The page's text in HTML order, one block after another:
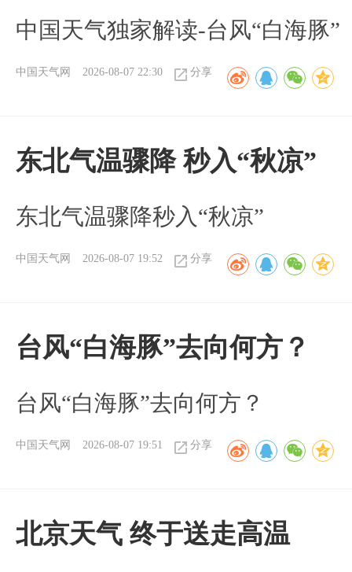
中国天气独家解读-台风“白海豚”
中国天气网 2026-08-07 22:30 分享
东北气温骤降 秒入“秋凉”
东北气温骤降秒入“秋凉”
中国天气网 2026-08-07 19:52 分享
台风“白海豚”去向何方？
台风“白海豚”去向何方？
中国天气网 2026-08-07 19:51 分享
北京天气 终于送走高温